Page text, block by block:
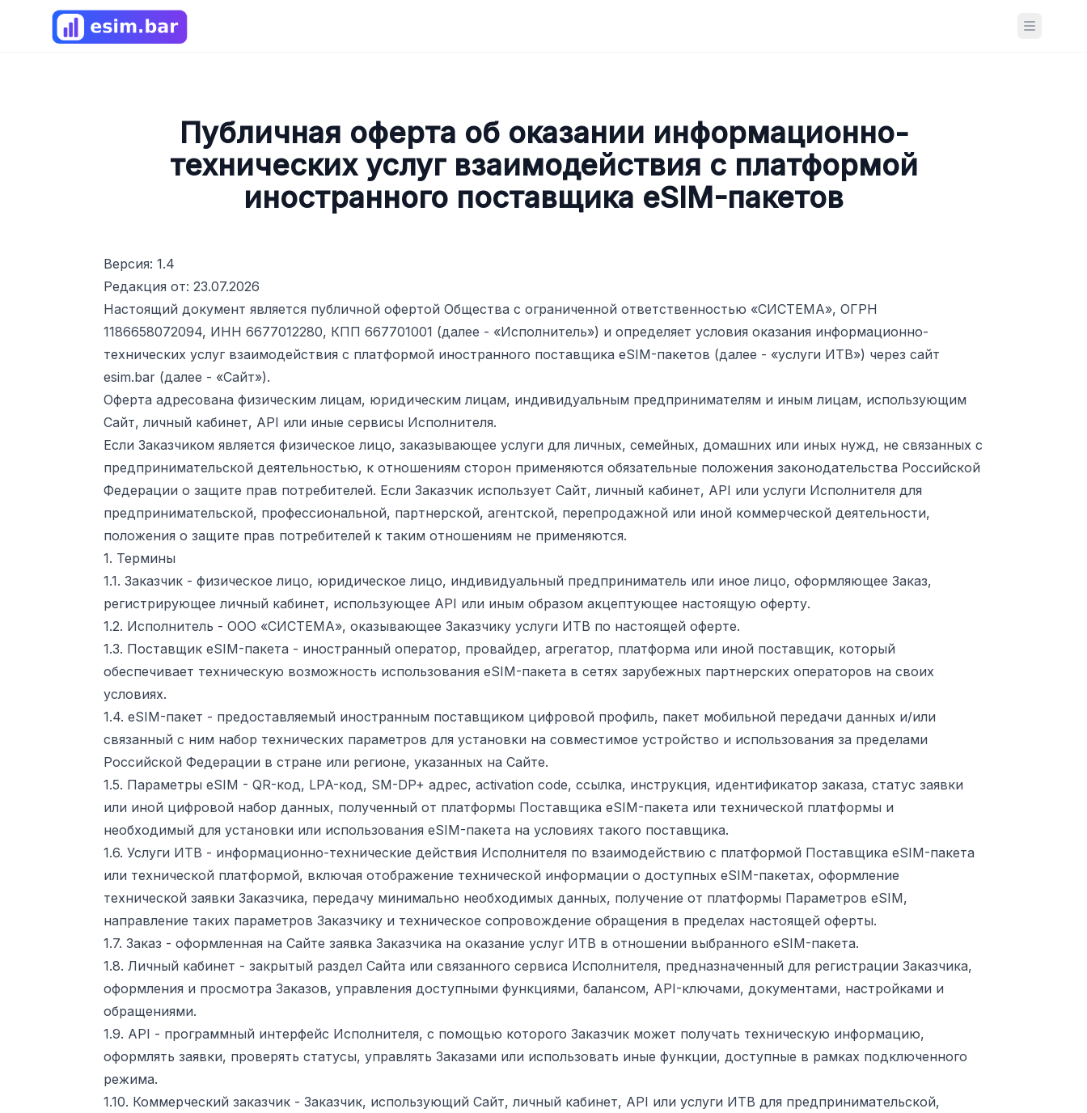
Open
Публичная оферта об оказании информационно-
технических услуг взаимодействия с платформой
иностранного поставщика eSIM-пакетов
Версия: 1.4
Редакция от: 23.07.2026
Настоящий документ является публичной офертой Общества с ограниченной ответственностью «СИСТЕМА», ОГРН
1186658072094, ИНН 6677012280, КПП 667701001 (далее - «Исполнитель») и определяет условия оказания информационно-
технических услуг взаимодействия с платформой иностранного поставщика eSIM-пакетов (далее - «услуги ИТВ») через сайт
esim.bar (далее - «Сайт»).
Оферта адресована физическим лицам, юридическим лицам, индивидуальным предпринимателям и иным лицам, использующим
Сайт, личный кабинет, API или иные сервисы Исполнителя.
Если Заказчиком является физическое лицо, заказывающее услуги для личных, семейных, домашних или иных нужд, не связанных с
предпринимательской деятельностью, к отношениям сторон применяются обязательные положения законодательства Российской
Федерации о защите прав потребителей. Если Заказчик использует Сайт, личный кабинет, API или услуги Исполнителя для
предпринимательской, профессиональной, партнерской, агентской, перепродажной или иной коммерческой деятельности,
положения о защите прав потребителей к таким отношениям не применяются.
1. Термины
1.1. Заказчик - физическое лицо, юридическое лицо, индивидуальный предприниматель или иное лицо, оформляющее Заказ,
регистрирующее личный кабинет, использующее API или иным образом акцептующее настоящую оферту.
1.2. Исполнитель - ООО «СИСТЕМА», оказывающее Заказчику услуги ИТВ по настоящей оферте.
1.3. Поставщик eSIM-пакета - иностранный оператор, провайдер, агрегатор, платформа или иной поставщик, который
обеспечивает техническую возможность использования eSIM-пакета в сетях зарубежных партнерских операторов на своих
условиях.
1.4. eSIM-пакет - предоставляемый иностранным поставщиком цифровой профиль, пакет мобильной передачи данных и/или
связанный с ним набор технических параметров для установки на совместимое устройство и использования за пределами
Российской Федерации в стране или регионе, указанных на Сайте.
1.5. Параметры eSIM - QR-код, LPA-код, SM-DP+ адрес, activation code, ссылка, инструкция, идентификатор заказа, статус заявки
или иной цифровой набор данных, полученный от платформы Поставщика eSIM-пакета или технической платформы и
необходимый для установки или использования eSIM-пакета на условиях такого поставщика.
1.6. Услуги ИТВ - информационно-технические действия Исполнителя по взаимодействию с платформой Поставщика eSIM-пакета
или технической платформой, включая отображение технической информации о доступных eSIM-пакетах, оформление
технической заявки Заказчика, передачу минимально необходимых данных, получение от платформы Параметров eSIM,
направление таких параметров Заказчику и техническое сопровождение обращения в пределах настоящей оферты.
1.7. Заказ - оформленная на Сайте заявка Заказчика на оказание услуг ИТВ в отношении выбранного eSIM-пакета.
1.8. Личный кабинет - закрытый раздел Сайта или связанного сервиса Исполнителя, предназначенный для регистрации Заказчика,
оформления и просмотра Заказов, управления доступными функциями, балансом, API-ключами, документами, настройками и
обращениями.
1.9. API - программный интерфейс Исполнителя, с помощью которого Заказчик может получать техническую информацию,
оформлять заявки, проверять статусы, управлять Заказами или использовать иные функции, доступные в рамках подключенного
режима.
1.10. Коммерческий заказчик - Заказчик, использующий Сайт, личный кабинет, API или услуги ИТВ для предпринимательской,